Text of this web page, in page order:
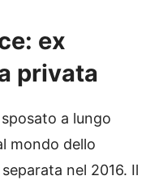
ex
privata
a lungo
mondo dello
nel 2016. Il